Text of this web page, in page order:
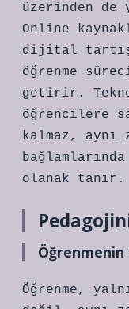
üzerinden
Online
dijital
öğrenme
getirir.
öğrencilere
kalmaz, aynı
olanak tanır.
Öğrenmenin
Öğrenme,